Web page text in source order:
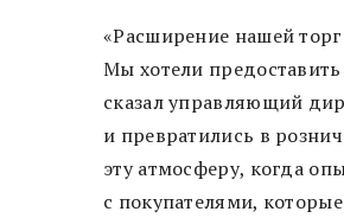
«Расширение нашей
Мы хотели
сказал управляющий
и превратились в
эту атмосферу, когда
с покупателями,